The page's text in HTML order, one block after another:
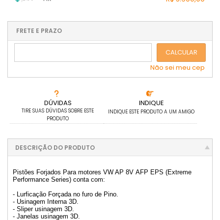
DÚVIDAS
TIRE SUAS DÚVIDAS SOBRE ESTE
PRODUTO
INDIQUE
INDIQUE ESTE PRODUTO A UM AMIGO
10x sem juros de R$ 590,00
4x sem juros de R$ 1.475,00
5x sem juros de R$ 1.180,00
.
.
...
....
FRETE E PRAZO
CALCULAR
Não sei meu cep
DESCRIÇÃO DO PRODUTO
Pistões Forjados Para motores VW AP 8V AFP EPS (Extreme
Performance Series) conta com:
- Lurficação Forçada no furo de Pino.
- Usinagem Interna 3D.
- Sliper usinagem 3D.
- Janelas usinagem 3D.